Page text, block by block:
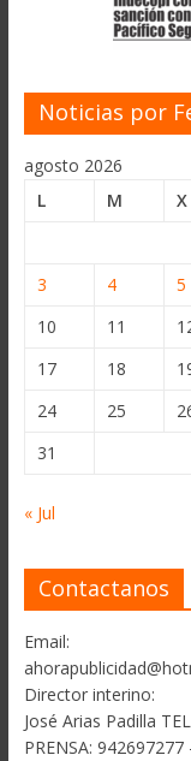
Noticias por
agosto 2026
L
M X
3
4 5
10
11
17
18
24
25
31
« Jul
Contactanos
Email:
Director interino:
José Arias Padilla
PRENSA: